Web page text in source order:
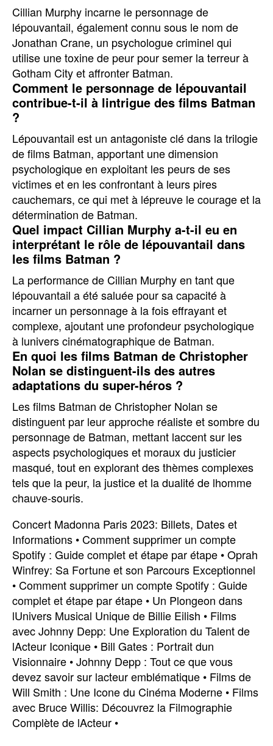
Cillian Murphy incarne le personnage de
lépouvantail, également connu sous le nom de
Jonathan Crane, un psychologue criminel qui
utilise une toxine de peur pour semer la terreur à
Gotham City et affronter Batman.
Comment le personnage de lépouvantail
contribue-t-il à lintrigue des films Batman
?
Lépouvantail est un antagoniste clé dans la trilogie
de films Batman, apportant une dimension
psychologique en exploitant les peurs de ses
victimes et en les confrontant à leurs pires
cauchemars, ce qui met à lépreuve le courage et la
détermination de Batman.
Quel impact Cillian Murphy a-t-il eu en
interprétant le rôle de lépouvantail dans
les films Batman ?
La performance de Cillian Murphy en tant que
lépouvantail a été saluée pour sa capacité à
incarner un personnage à la fois effrayant et
complexe, ajoutant une profondeur psychologique
à lunivers cinématographique de Batman.
En quoi les films Batman de Christopher
Nolan se distinguent-ils des autres
adaptations du super-héros ?
Les films Batman de Christopher Nolan se
distinguent par leur approche réaliste et sombre du
personnage de Batman, mettant laccent sur les
aspects psychologiques et moraux du justicier
masqué, tout en explorant des thèmes complexes
tels que la peur, la justice et la dualité de lhomme
chauve-souris.
Concert Madonna Paris 2023: Billets, Dates et
Informations •Comment supprimer un compte
Spotify : Guide complet et étape par étape •Oprah
Winfrey: Sa Fortune et son Parcours Exceptionnel
•Comment supprimer un compte Spotify : Guide
complet et étape par étape • Un Plongeon dans
lUnivers Musical Unique de Billie Eilish • Films
avec Johnny Depp: Une Exploration du Talent de
lActeur Iconique • Bill Gates : Portrait dun
Visionnaire •Johnny Depp : Tout ce que vous
devez savoir sur lacteur emblématique • Films de
Will Smith : Une Icone du Cinéma Moderne • Films
avec Bruce Willis: Découvrez la Filmographie
Complète de lActeur •